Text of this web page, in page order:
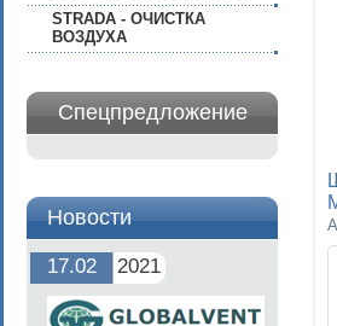
STRADA - ОЧИСТКА
ВОЗДУХА
Спецпредложение
Новости
17.02 2021